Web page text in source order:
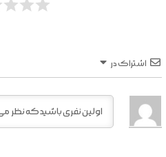
اشتراک در